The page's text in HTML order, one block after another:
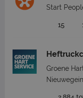
Start
15
Groene
Nieuwegein